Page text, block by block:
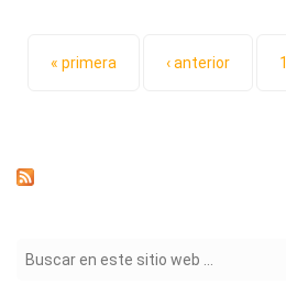
Páginas
« primera ‹ anterior 1
Formulario de búsqueda